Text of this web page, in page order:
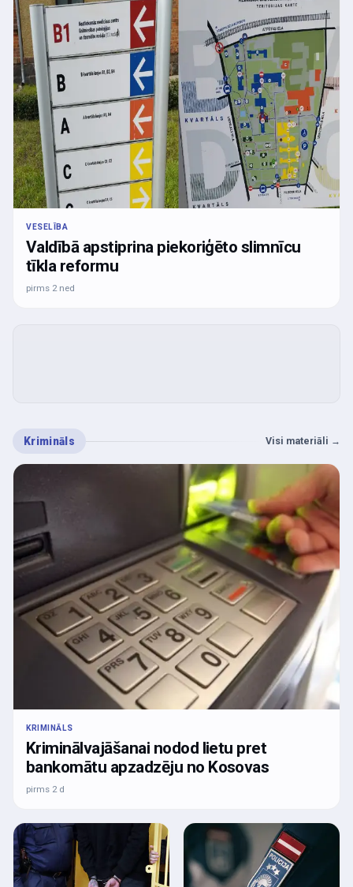
VESELĪBA
Valdībā apstiprina piekoriģēto slimnīcu
tīkla reformu
pirms 2 ned
Krimināls Visi materiāli →
KRIMINĀLS
Kriminālvajāšanai nodod lietu pret
bankomātu apzadzēju no Kosovas
pirms 2 d